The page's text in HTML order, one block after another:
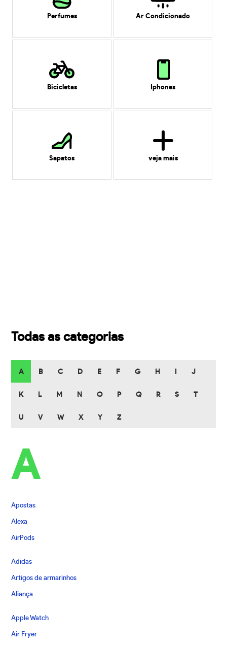
Perfumes Ar Condicionado
Bicicletas Iphones
Sapatos veja mais
Todas as categorias
A B C D E F G H J
K L M N O P Q R S T
U V W X Y Z
A
Apostas
Alexa
AirPods
Adidas
Artigos de armarinhos
Aliança
Apple Watch
Air Fryer